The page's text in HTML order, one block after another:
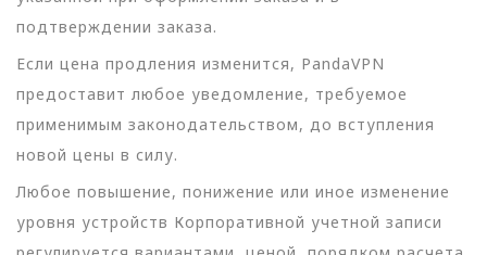
подтверждении заказа.
Если цена продления изменится, PandaVPN
предоставит любое уведомление, требуемое
применимым законодательством, до вступления
новой цены в силу.
Любое повышение, понижение или иное изменение
уровня устройств Корпоративной учетной записи